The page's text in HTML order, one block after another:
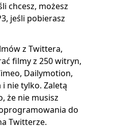
chcesz, możesz
jeśli pobierasz
z Twittera,
filmy z 250 witryn,
Dailymotion,
nie tylko. Zaletą
że nie musisz
do
Twitterze.